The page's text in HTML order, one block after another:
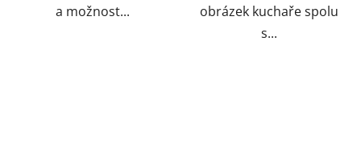
a možnost...
obrázek kuchaře spolu
s...